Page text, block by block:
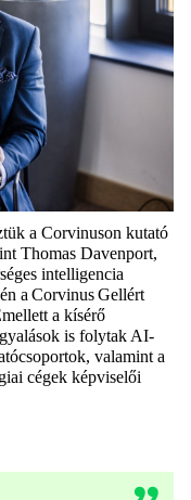
a Corvinuson kutató
Thomas Davenport,
intelligencia
a Corvinus Gellért
a kísérő
is folytak AI-
valamint a
cégek képviselői